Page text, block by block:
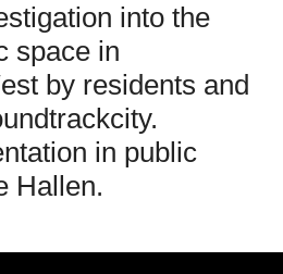
into the
space in
by residents and
in public
Hallen.